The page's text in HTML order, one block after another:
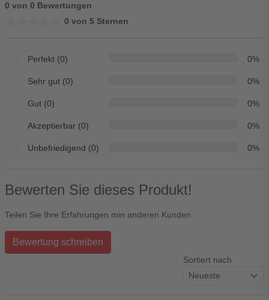
0 von 0 Bewertungen
0 von 5 Sternen
Perfekt (0) 0%
Sehr gut (0) 0%
Gut (0) 0%
Akzeptierbar (0) 0%
Unbefriedigend (0) 0%
Bewerten Sie dieses Produkt!
Teilen Sie Ihre Erfahrungen min anderen Kunden
Bewertung schreiben
Sortiert nach